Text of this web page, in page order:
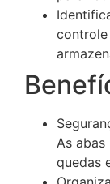
controle
As
quedas